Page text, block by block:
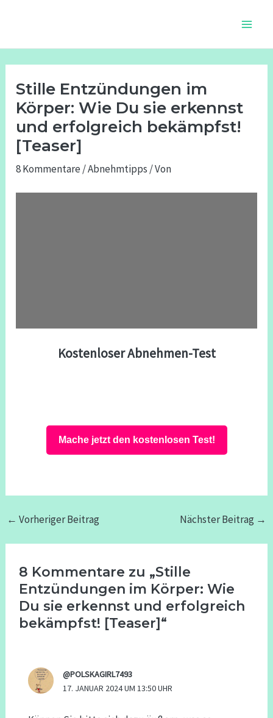
Stille Entzündungen im
Körper: Wie Du sie erkennst
und erfolgreich bekämpfst!
[Teaser]
8 Kommentare /Abnehmtipps / Von
Kostenloser Abnehmen-Test
Mache jetzt den kostenlosen Test!
← Vorheriger Beitrag Nächster Beitrag →
8 Kommentare zu „Stille
Entzündungen im Körper: Wie
Du sie erkennst und erfolgreich
bekämpfst! [Teaser]“
@POLSKAGIRL7493
17. JANUAR 2024 UM 13:50 UHR